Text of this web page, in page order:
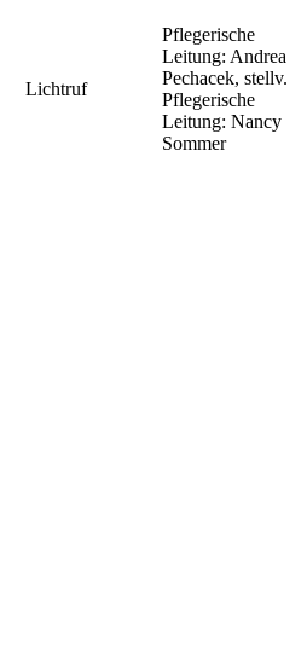
Lichtruf
Pflegerische
Leitung: Andrea
Pechacek, stellv.
Pflegerische
Leitung: Nancy
Sommer